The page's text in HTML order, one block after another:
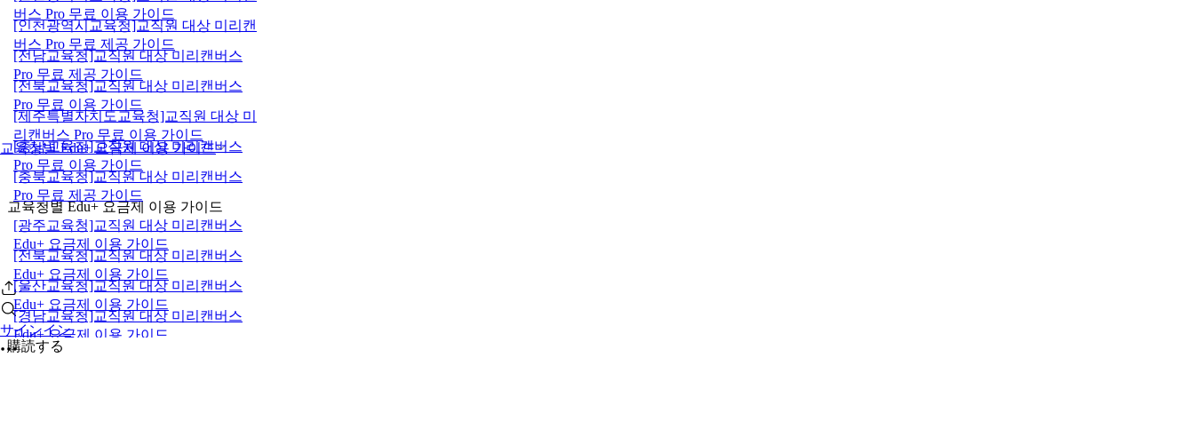
교육청별 Edu+ 요금제 이용 가이드
サインイン
버스 Pro 무료 이용 가이드
[인천광역시교육청]교직원 대상 미리캔
버스 Pro 무료 제공 가이드
[전남교육청]교직원 대상 미리캔버스
Pro 무료 제공 가이드
[전북교육청]교직원 대상 미리캔버스
Pro 무료 이용 가이드
[제주특별자치도교육청]교직원 대상 미
리캔버스 Pro 무료 이용 가이드
[충남교육청]교직원 대상 미리캔버스
Pro 무료 이용 가이드
[충북교육청]교직원 대상 미리캔버스
Pro 무료 제공 가이드
교육청별 Edu+ 요금제 이용 가이드
[광주교육청]교직원 대상 미리캔버스
Edu+ 요금제 이용 가이드
[전북교육청]교직원 대상 미리캔버스
Edu+ 요금제 이용 가이드
[울산교육청]교직원 대상 미리캔버스
Edu+ 요금제 이용 가이드
[경남교육청]교직원 대상 미리캔버스
Edu+ 요금제 이용 가이드
購読する